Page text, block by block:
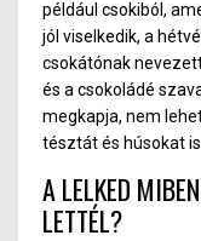
például csokiból,
jól viselkedik, a
csokátónak
és a csokoládé
megkapja, nem
tésztát és húsokat is.
A LELKED
LETTÉL?